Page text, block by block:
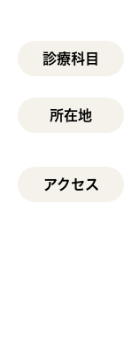
診療科目
所在地
アクセス